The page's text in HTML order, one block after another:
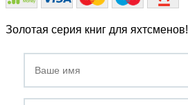
Золотая серия книг для яхтсменов!